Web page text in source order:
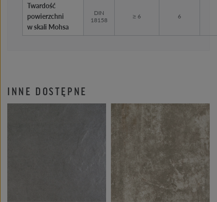
Twardość
powierzchni
w skali Mohsa
DIN
18158
≥ 6 6
INNE DOSTĘPNE